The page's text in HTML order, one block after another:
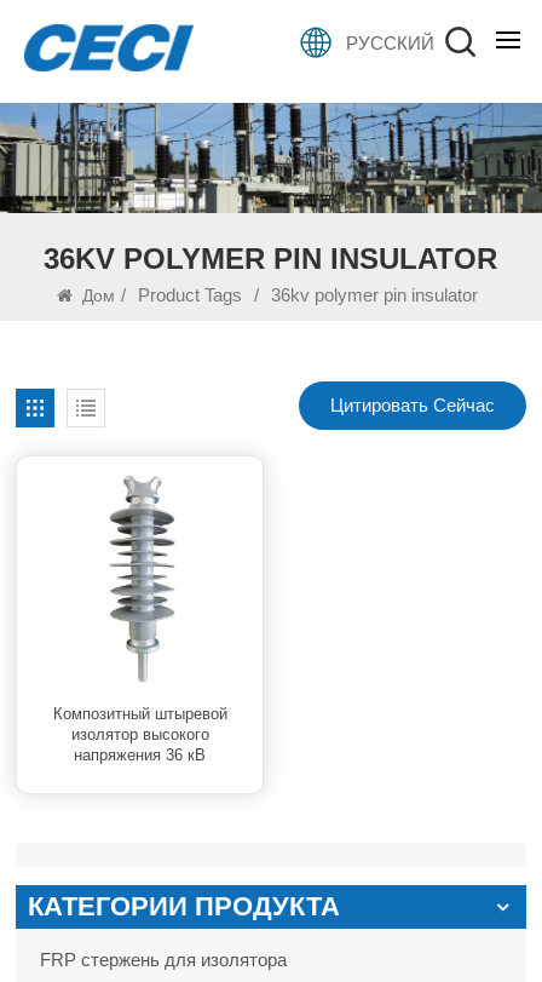
РУССКИЙ
36KV POLYMER PIN INSULATOR
Дом / Product Tags / 36kv polymer pin insulator
Цитировать Сейчас
Композитный штыревой
изолятор высокого
напряжения 36 кВ
КАТЕГОРИИ ПРОДУКТА
FRP стержень для изолятора